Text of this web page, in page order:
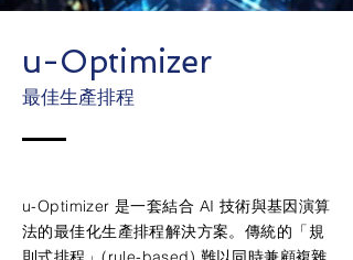
u-Optimizer
最佳生產排程
u-Optimizer 是一套結合 AI 技術與基因演算
法的最佳化生產排程解決方案。傳統的「規